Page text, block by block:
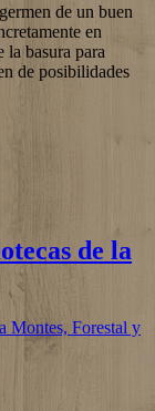
de un buen
en
la basura para
de posibilidades
de la
Montes, Forestal y